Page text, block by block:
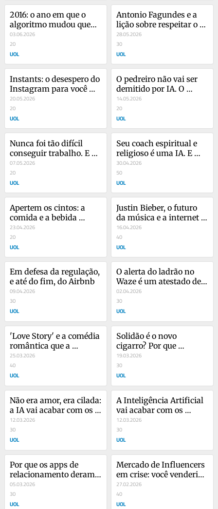
2016: o ano em que o
algoritmo mudou quem
somos
03.06.2026
20
UOL
Antonio Fagundes e a
lição sobre respeitar o
tempo alheio
28.05.2026
30
UOL
Instants: o desespero do
Instagram para você
postar mais
20.05.2026
20
UOL
O pedreiro não vai ser
demitido por IA. O
emprego do futuro é
offline?
14.05.2026
20
UOL
Nunca foi tão difícil
conseguir trabalho. E é
de propósito
07.05.2026
20
UOL
Seu coach espiritual e
religioso é uma IA. E
você não sabe
30.04.2026
50
UOL
Apertem os cintos: a
comida e a bebida
encolheram
23.04.2026
20
UOL
Justin Bieber, o futuro
da música e a internet
que não existe mais
16.04.2026
40
UOL
Em defesa da regulação,
e até do fim, do Airbnb
09.04.2026
30
UOL
O alerta do ladrão no
Waze é um atestado de
que São Paulo falhou
02.04.2026
30
UOL
'Love Story' e a comédia
romântica que a
internet matou
25.03.2026
40
UOL
Solidão é o novo
cigarro? Por que
precisamos falar sobre
saúde social
19.03.2026
30
UOL
Não era amor, era cilada:
a IA vai acabar com os
estágios?
12.03.2026
30
UOL
A Inteligência Artificial
vai acabar com os
estágios?
12.03.2026
30
UOL
Por que os apps de
relacionamento deram
errado?
05.03.2026
30
UOL
Mercado de Influencers
em crise: você venderia
a sua alma virtual?
27.02.2026
40
UOL